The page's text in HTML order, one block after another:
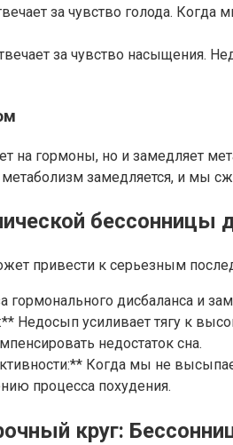
за чувство голода.
за чувство насыщения.
на гормоны, но и замедляет
метаболизм замедляется, и мы
бессонницы
привести к серьезным
гормонального дисбаланса и
Недосып усиливает тягу к
недостаток сна.
Когда мы не
процесса похудения.
круг: